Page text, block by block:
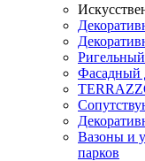
Фасадный
Вазоны и
парков